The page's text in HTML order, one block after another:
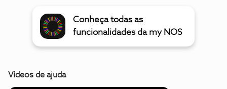
Conheça todas as
funcionalidades da my NOS
Vídeos de ajuda